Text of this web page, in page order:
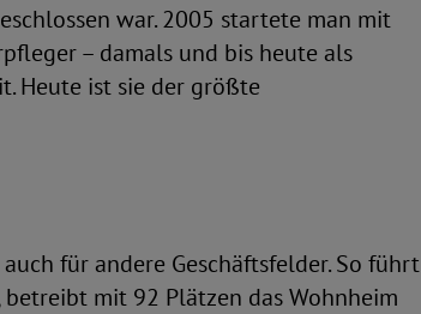
war. 2005 startete man mit
– damals und bis heute als
Heute ist sie der größte
für andere Geschäftsfelder. So führt
mit 92 Plätzen das Wohnheim